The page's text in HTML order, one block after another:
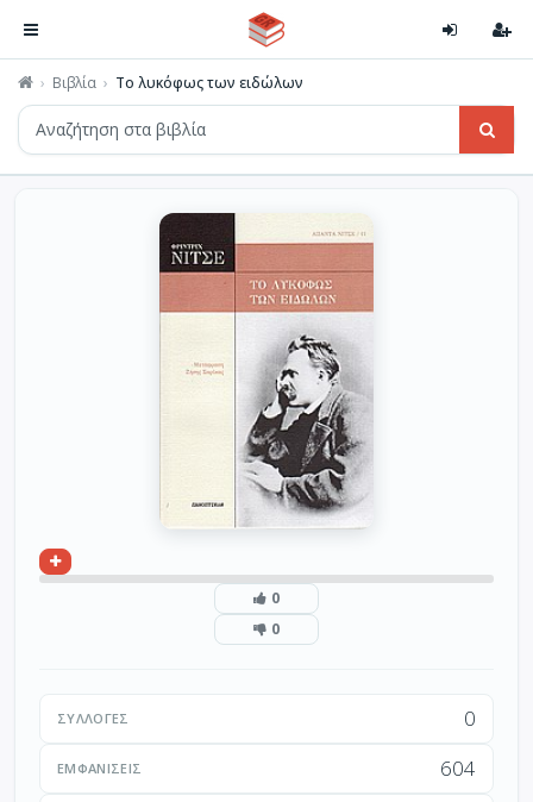
Βιβλία Το λυκόφως των ειδώλων
0
0
ΣΥΛΛΟΓΈΣ 0
ΕΜΦΑΝΊΣΕΙΣ 604